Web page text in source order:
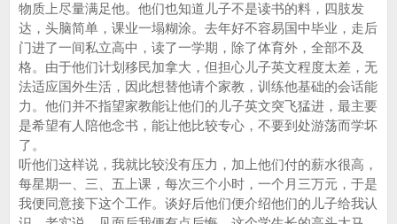
物质上尽量满足他。他们也知道儿子不是读书的料，四肢发
达，头脑简单，课业一塌糊涂。去年好不容易国中毕业，走后
门进了一间私立高中，读了一学期，除了体育外，全部不及
格。由于他们计划移民加拿大，但担心儿子英文程度太差，无
法适应国外生活，因此想替他请个家教，训练他基础的会话能
力。他们并不指望家教能让他们的儿子英文突飞猛进，最主要
是希望有人陪他念书，能让他比较专心，不要到处游荡而学坏
了。
听他们这样说，我就比较没有压力，加上他们付的薪水很高，
每星期一、三、五上课，每次三个小时，一个月三万元，于是
我便同意接下这个工作。谈好后他们便介绍他们的儿子给我认